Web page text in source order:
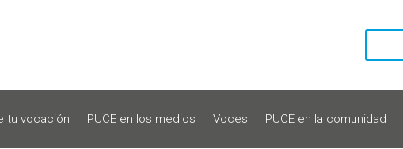
tu vocación PUCE en los medios Voces PUCE en la comunidad